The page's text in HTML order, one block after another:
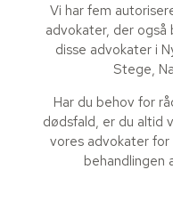
Vi har fem
advokater, der også
disse advokater i
Stege,
Har du behov for
dødsfald, er du altid
vores advokater
behandlingen